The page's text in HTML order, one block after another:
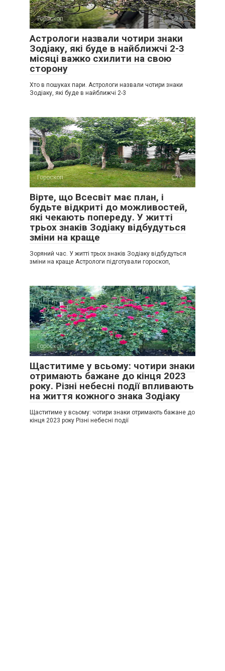
Гороскоп 0
Астрологи назвали чотири знаки
Зодіаку, які буде в найближчі 2-3
місяці важко схилити на свою
сторону
Хто в пошуках пари. Астрологи назвали чотири знаки
Зодіаку, які буде в найближчі 2-3
Гороскоп 0
Вірте, що Всесвіт має план, і
будьте відкриті до можливостей,
які чекають попереду. У житті
трьох знаків Зодіаку відбудуться
зміни на краще
Зоряний час. У житті трьох знаків Зодіаку відбудуться
зміни на краще Астрологи підготували гороскоп,
Гороскоп 0
Щаститиме у всьому: чотири знаки
отримають бажане до кінця 2023
року. Різні небесні події впливають
на життя кожного знака Зодіаку
Щаститиме у всьому: чотири знаки отримають бажане до
кінця 2023 року Різні небесні події